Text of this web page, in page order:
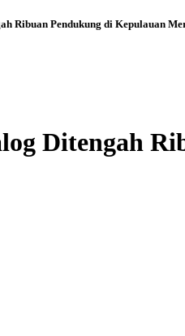
Ribuan Pendukung di Kepulauan
Ditengah